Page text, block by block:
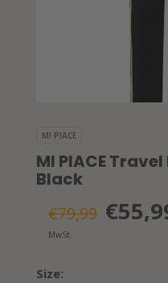
MI PIACE
MI PIACE
Black
€79,99
MwSt.
Size: